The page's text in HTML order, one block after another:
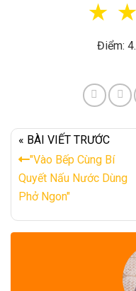
☆
☆
Điểm:
« BÀI VIẾT TRƯỚC
"Vào Bếp Cùng Bí
Quyết Nấu Nước Dùng
Phở Ngon"